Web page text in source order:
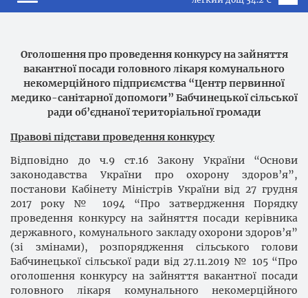
Оголошення про проведення конкурсу на зайняття
вакантної посади головного лікаря комунального
некомерційного підприємства “Центр первинної
медико-санітарної допомоги” Бабчинецької сільської
ради об’єднаної територіальної громади
Правові підстави проведення конкурсу
Відповідно до ч.9 ст.16 Закону України “Основи
законодавства України про охорону здоров’я”,
постанови Кабінету Міністрів України від 27 грудня
2017 року № 1094 “Про затвердження Порядку
проведення конкурсу на зайняття посади керівника
державного, комунального закладу охорони здоров’я”
(зі змінами), розпорядження сільського голови
Бабчинецької сільської ради від 27.11.2019 № 105 “Про
оголошення конкурсу на зайняття вакантної посади
головного лікаря комунального некомерційного